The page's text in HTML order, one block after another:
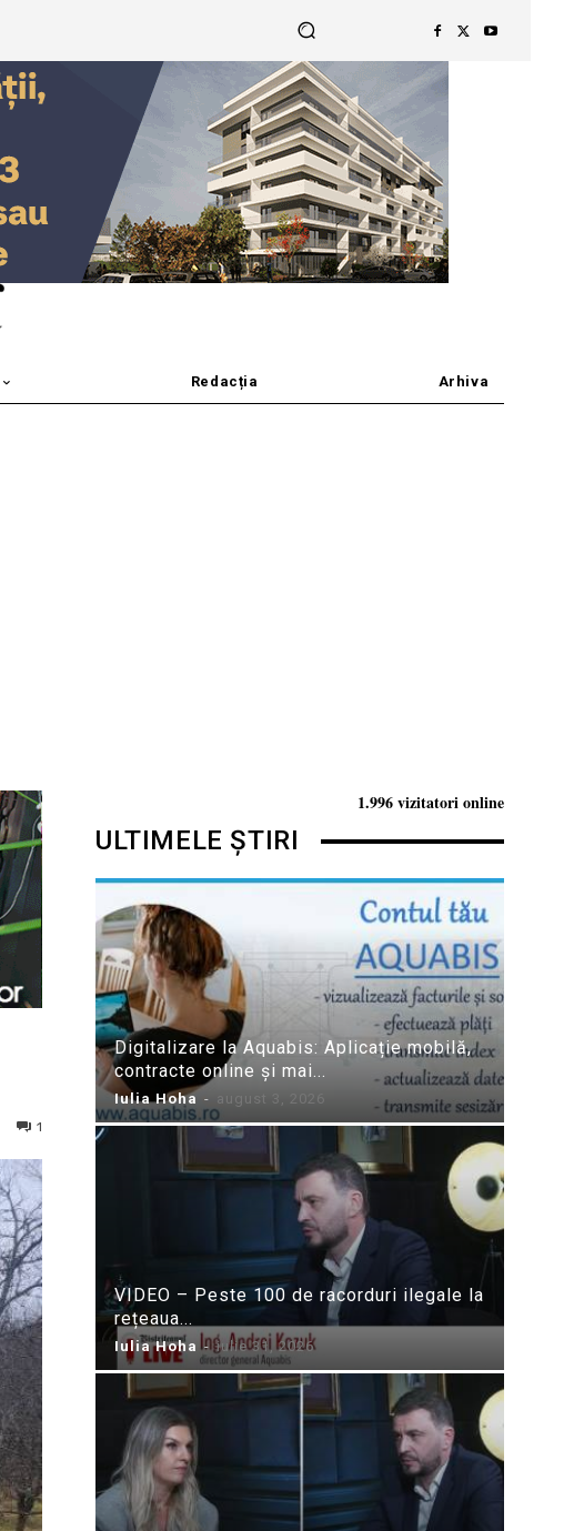
Redacția Arhiva
1
1.996 vizitatori online
ULTIMELE ȘTIRI
Digitalizare la Aquabis: Aplicație mobilă,
contracte online și mai...
Iulia Hoha - august 3, 2026
VIDEO – Peste 100 de racorduri ilegale la
rețeaua...
Iulia Hoha - iulie 31, 2026